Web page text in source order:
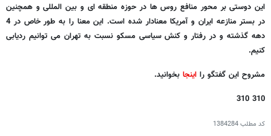
این دوستی بر محور منافع روس ها در حوزه منطقه ای و بین المللی و همچنین
در بستر منازعه ایران و آمریکا معنادار شده است. این معنا را به طور خاص در 4
دهه گذشته و در رفتار و کنش سیاسی مسکو نسبت به تهران می توانیم ردیابی
کنیم.
مشروح این گفتگو را اینجا بخوانید.
310 310
کد مطلب1384284